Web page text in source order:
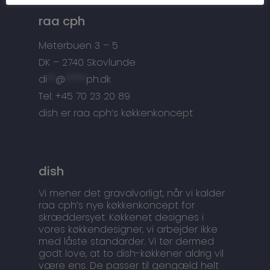
raa cph
Meterbuen 3 – 5
DK – 2740 Skovlunde
di
@
ph.dk
Tel: +45 70 23 20 89
dish er raa cph’s køkkenkoncept
dish
Vi mener det gravalvorligt, når vi kalder
raa cph’s nye køkkenkoncept for
skræddersyet. Køkkenet designes i
vores køkkendesigner, vi arbejder ikke
med låste standarder. Vi tør dermed
godt love, at to dish-køkkener aldrig vil
være ens. De passer til gengæld helt